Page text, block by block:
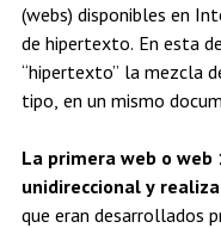
(webs) disponibles en
de hipertexto. En esta
“hipertexto” la mezcla
tipo, en un mismo
La primera web o
unidireccional y
que eran desarrollados